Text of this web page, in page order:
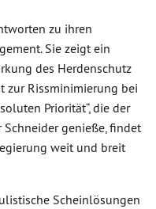
zu ihren
Sie zeigt ein
des Herdenschutz
zur Rissminimierung bei
Priorität“, die der
genieße, findet
weit und breit
Scheinlösungen